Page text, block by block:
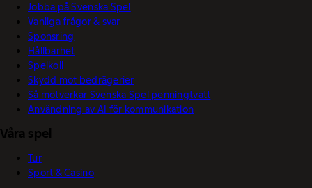
Jobba på Svenska Spel
Vanliga frågor & svar
Sponsring
Hållbarhet
Spelkoll
Skydd mot bedrägerier
Så motverkar Svenska Spel penningtvätt
Användning av AI för kommunikation
Våra spel
Tur
Sport & Casino